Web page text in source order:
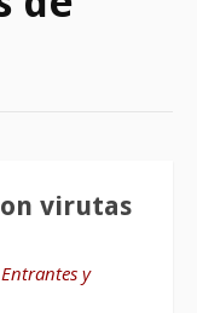
virutas
Entrantes y